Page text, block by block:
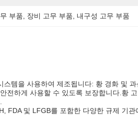
부품 장비 고무 부품 내구성 고무 부품
스템을 사용하여 제조됩니다: 황 경화 및
전하게 사용할 수 있도록 보장합니다.황
FDA 및 LFGB를 포함한 다양한 규제 기